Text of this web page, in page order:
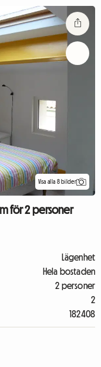
Visa alla 8 bilder
för 2 personer
Lägenhet
Hela bostaden
2 personer
2
182408